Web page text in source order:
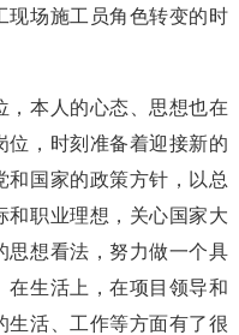
现场施工员角色转变的时
，本人的心态、思想也在
位，时刻准备着迎接新的
国家的政策方针，以总
和职业理想，关心国家大
思想看法，努力做一个具
在生活上，在项目领导和
生活、工作等方面有了很